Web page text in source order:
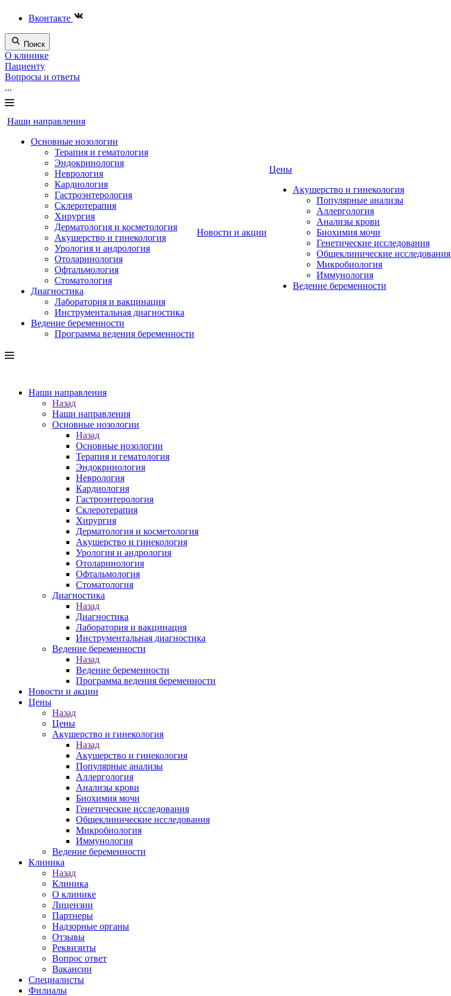
Вконтакте
Поиск
О клинике
Пациенту
Вопросы и ответы
...
Наши направления
Основные нозологии
Терапия и гематология
Эндокринология
Неврология
Кардиология
Гастроэнтерология
Склеротерапия
Хирургия
Дерматология и косметология
Акушерство и гинекология
Урология и андрология
Отоларинология
Офтальмология
Стоматология
Диагностика
Лаборатория и вакцинация
Инструментальная диагностика
Ведение беременности
Программа ведения беременности
Новости и акции
Цены
Акушерство и гинекология
Популярные анализы
Аллергология
Анализы крови
Биохимия мочи
Генетические исследования
Общеклинические исследования
Микробиология
Иммунология
Ведение беременности
Наши направления
Назад
Наши направления
Основные нозологии
Назад
Основные нозологии
Терапия и гематология
Эндокринология
Неврология
Кардиология
Гастроэнтерология
Склеротерапия
Хирургия
Дерматология и косметология
Акушерство и гинекология
Урология и андрология
Отоларинология
Офтальмология
Стоматология
Диагностика
Назад
Диагностика
Лаборатория и вакцинация
Инструментальная диагностика
Ведение беременности
Назад
Ведение беременности
Программа ведения беременности
Новости и акции
Цены
Назад
Цены
Акушерство и гинекология
Назад
Акушерство и гинекология
Популярные анализы
Аллергология
Анализы крови
Биохимия мочи
Генетические исследования
Общеклинические исследования
Микробиология
Иммунология
Ведение беременности
Клиника
Назад
Клиника
О клинике
Лицензии
Партнеры
Надзорные органы
Отзывы
Реквизиты
Вопрос ответ
Вакансии
Специалисты
Филиалы